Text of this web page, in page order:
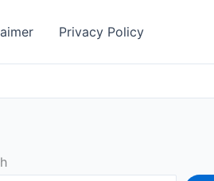
Privacy Policy